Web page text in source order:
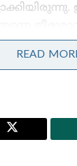
കടുത്ത
പങ്കുവെച്ച്
READ